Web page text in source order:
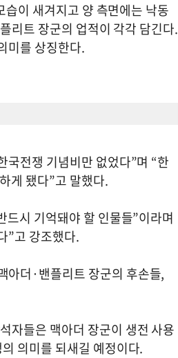
이 새겨지고 양 측면에는 낙동
리트 장군의 업적이 각각 담긴다.
미를 상징한다.
국전쟁 기념비만 없었다”며 “한
게 됐다”고 말했다.
시 기억돼야 할 인물들”이라며
”고 강조했다.
아더·밴플리트 장군의 후손들,
자들은 맥아더 장군이 생전 사용
의미를 되새길 예정이다.